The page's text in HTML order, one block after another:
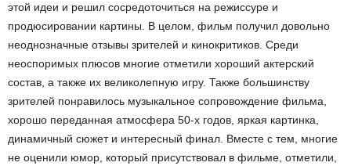
этой идеи и решил сосредоточиться на режиссуре и
продюсировании картины. В целом, фильм получил довольно
неоднозначные отзывы зрителей и кинокритиков. Среди
неоспоримых плюсов многие отметили хороший актерский
состав, а также их великолепную игру. Также большинству
зрителей понравилось музыкальное сопровождение фильма,
хорошо переданная атмосфера 50-х годов, яркая картинка,
динамичный сюжет и интересный финал. Вместе с тем, многие
не оценили юмор, который присутствовал в фильме, отметили,